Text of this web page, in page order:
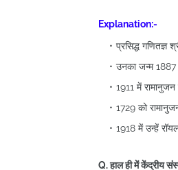
Explanation:-
प्रसिद्ध गणितज्ञ
उनका जन्म
1911 में
1729 को
1918 में उन्हें
Q. हाल ही में केंद्रीय